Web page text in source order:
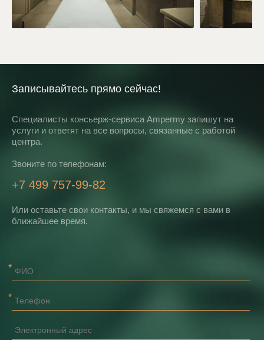
Записывайтесь прямо сейчас!
Специалисты консьерж-сервиса Ampermy запишут на
услуги и ответят на все вопросы, связанные с работой
центра.
Звоните по телефонам:
+7 499 757-99-82
Или оставьте свои контакты, и мы свяжемся с вами в
ближайшее время.